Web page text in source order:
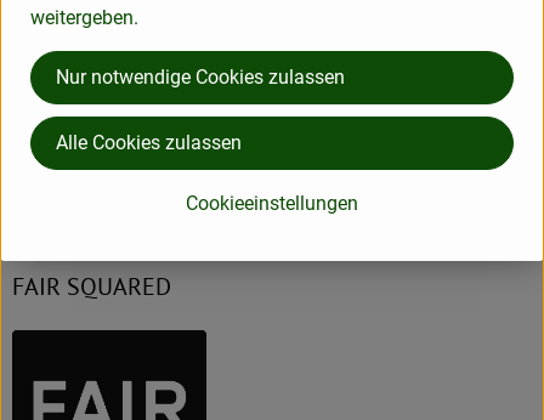
Produktinformationen
Herkunft
FAIR SQUARED
weitergeben.
Cookieeinstellungen
Nur notwendige Cookies zulassen
Alle Cookies zulassen